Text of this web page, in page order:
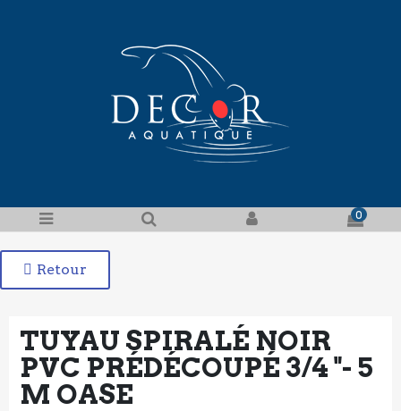
0
Retour
TUYAU SPIRALÉ NOIR
PVC PRÉDÉCOUPÉ 3/4 "- 5
M OASE